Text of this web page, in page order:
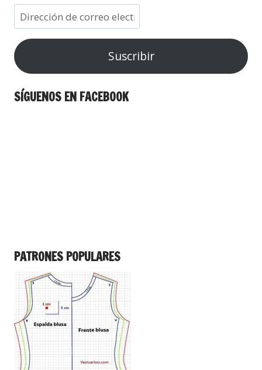
Suscribir
SÍGUENOS EN FACEBOOK
PATRONES POPULARES